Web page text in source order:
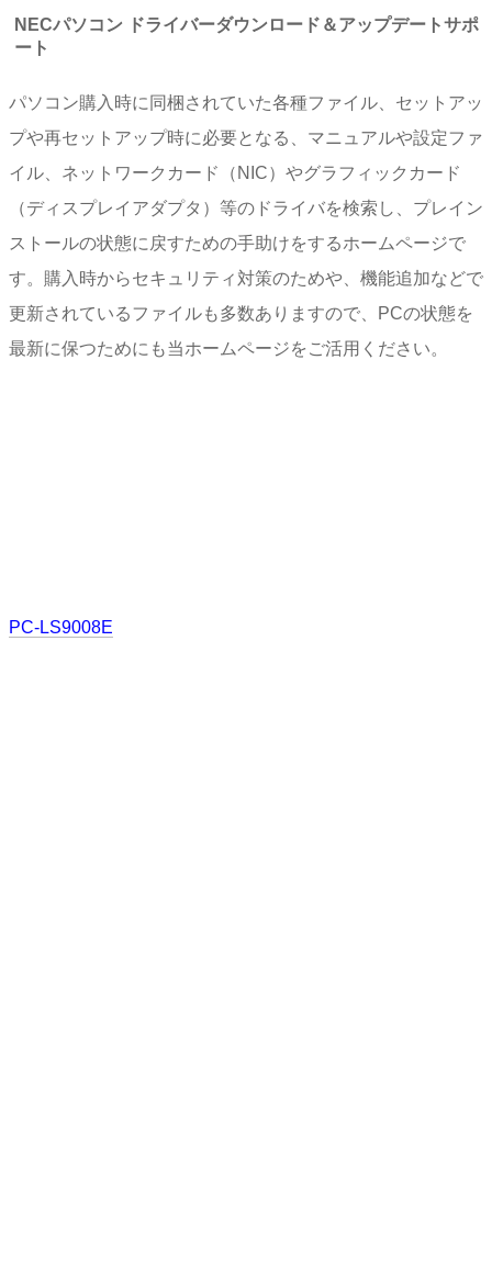
NECパソコン ドライバーダウンロード＆アップデートサポ
ート
パソコン購入時に同梱されていた各種ファイル、セットアッ
プや再セットアップ時に必要となる、マニュアルや設定ファ
イル、ネットワークカード（NIC）やグラフィックカード
（ディスプレイアダプタ）等のドライバを検索し、プレイン
ストールの状態に戻すための手助けをするホームページで
す。購入時からセキュリティ対策のためや、機能追加などで
更新されているファイルも多数ありますので、PCの状態を
最新に保つためにも当ホームページをご活用ください。
PC-LS9008E